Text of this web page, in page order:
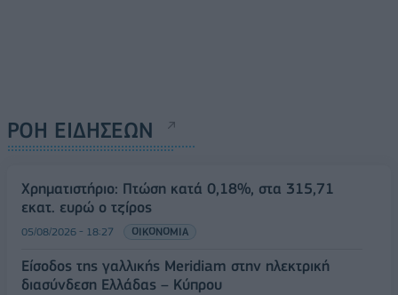
ΡΟΗ ΕΙΔΗΣΕΩΝ
Χρηματιστήριο: Πτώση κατά 0,18%, στα 315,71
εκατ. ευρώ ο τζίρος
05/08/2026 - 18:27 ΟΙΚΟΝΟΜΙΑ
Είσοδος της γαλλικής Meridiam στην ηλεκτρική
διασύνδεση Ελλάδας – Κύπρου